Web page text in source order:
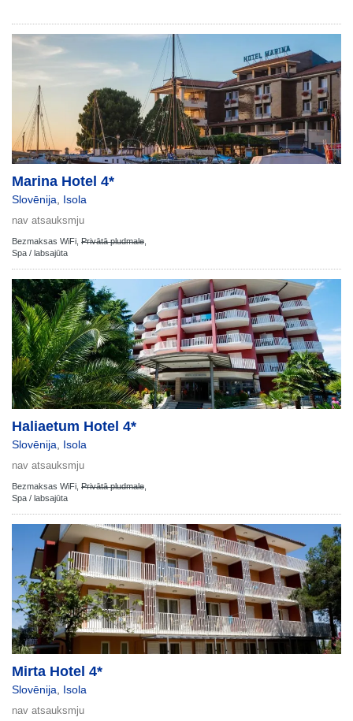
Marina Hotel 4*
Slovēnija Isola
nav atsauksmju
Bezmaksas WiFi, Privātā pludmale
Spa / labsajūta
Haliaetum Hotel 4*
Slovēnija Isola
nav atsauksmju
Bezmaksas WiFi, Privātā pludmale
Spa / labsajūta
Mirta Hotel 4*
Slovēnija Isola
nav atsauksmju